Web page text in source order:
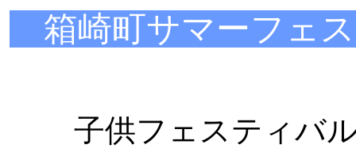
箱崎町サマーフェ
子供フェスティバ